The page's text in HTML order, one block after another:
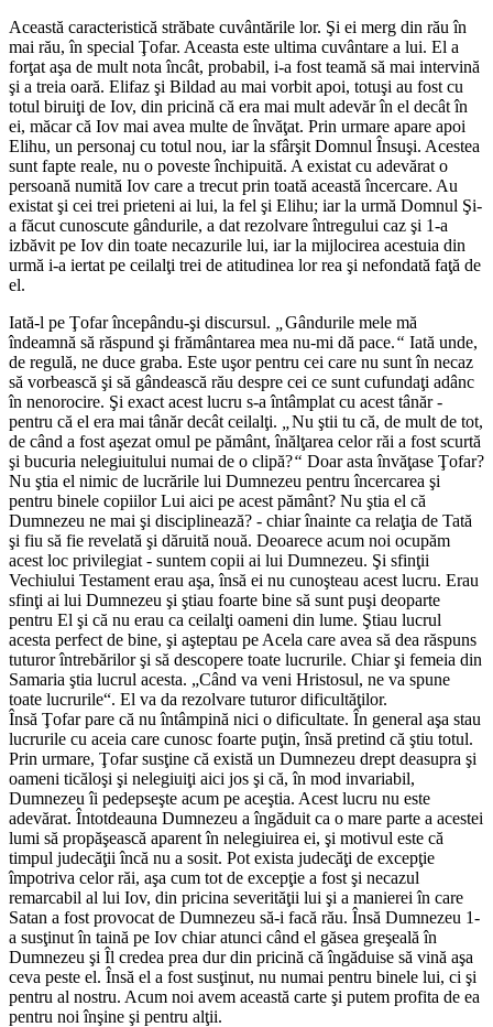
Această caracteristică străbate cuvântările lor. Şi ei merg din rău în
mai rău, în special Ţofar. Aceasta este ultima cuvântare a lui. El a
forţat aşa de mult nota încât, probabil, i-a fost teamă să mai intervină
şi a treia oară. Elifaz şi Bildad au mai vorbit apoi, totuşi au fost cu
totul biruiţi de Iov, din pricină că era mai mult adevăr în el decât în
ei, măcar că Iov mai avea multe de învăţat. Prin urmare apare apoi
Elihu, un personaj cu totul nou, iar la sfârşit Domnul Însuşi. Acestea
sunt fapte reale, nu o poveste închipuită. A existat cu adevărat o
persoană numită Iov care a trecut prin toată această încercare. Au
existat şi cei trei prieteni ai lui, la fel şi Elihu; iar la urmă Domnul Şi-
a făcut cunoscute gândurile, a dat rezolvare întregului caz şi 1-a
izbăvit pe Iov din toate necazurile lui, iar la mijlocirea acestuia din
urmă i-a iertat pe ceilalţi trei de atitudinea lor rea şi nefondată faţă de
el.
Iată-l pe Ţofar începându-şi discursul.
Gândurile mele mă
îndeamnă să răspund şi frământarea mea nu-mi dă pace.“ Iată unde,
de regulă, ne duce graba. Este uşor pentru cei care nu sunt în necaz
să vorbească şi să gândească rău despre cei ce sunt cufundaţi adânc
în nenorocire. Şi exact acest lucru s-a întâmplat cu acest tânăr -
pentru că el era mai tânăr decât ceilalţi.
Nu ştii tu că, de mult de tot,
de când a fost aşezat omul pe pământ, înălţarea celor răi a fost scurtă
şi bucuria nelegiuitului numai de o clipă?“ Doar asta învăţase Ţofar?
Nu ştia el nimic de lucrările lui Dumnezeu pentru încercarea şi
pentru binele copiilor Lui aici pe acest pământ? Nu ştia el că
Dumnezeu ne mai şi disciplinează? - chiar înainte ca relaţia de Tată
şi fiu să fie revelată şi dăruită nouă. Deoarece acum noi ocupăm
acest loc privilegiat - suntem copii ai lui Dumnezeu. Şi sfinţii
Vechiului Testament erau aşa, însă ei nu cunoşteau acest lucru. Erau
sfinţi ai lui Dumnezeu şi ştiau foarte bine să sunt puşi deoparte
pentru El şi că nu erau ca ceilalţi oameni din lume. Ştiau lucrul
acesta perfect de bine, şi aşteptau pe Acela care avea să dea răspuns
tuturor întrebărilor şi să descopere toate lucrurile. Chiar şi femeia din
Samaria ştia lucrul acesta. „Când va veni Hristosul, ne va spune
toate lucrurile“. El va da rezolvare tuturor dificultăţilor.
Însă Ţofar pare că nu întâmpină nici o dificultate. În general aşa stau
lucrurile cu aceia care cunosc foarte puţin, însă pretind că ştiu totul.
Prin urmare, Ţofar susţine că există un Dumnezeu drept deasupra şi
oameni ticăloşi şi nelegiuiţi aici jos şi că, în mod invariabil,
Dumnezeu îi pedepseşte acum pe aceştia. Acest lucru nu este
adevărat. Întotdeauna Dumnezeu a îngăduit ca o mare parte a acestei
lumi să propăşească aparent în nelegiuirea ei, şi motivul este că
timpul judecăţii încă nu a sosit. Pot exista judecăţi de excepţie
împotriva celor răi, aşa cum tot de excepţie a fost şi necazul
remarcabil al lui Iov, din pricina severităţii lui şi a manierei în care
Satan a fost provocat de Dumnezeu să-i facă rău. Însă Dumnezeu 1-
a susţinut în taină pe Iov chiar atunci când el găsea greşeală în
Dumnezeu şi Îl credea prea dur din pricină că îngăduise să vină aşa
ceva peste el. Însă el a fost susţinut, nu numai pentru binele lui, ci şi
pentru al nostru. Acum noi avem această carte şi putem profita de ea
pentru noi înşine şi pentru alţii.